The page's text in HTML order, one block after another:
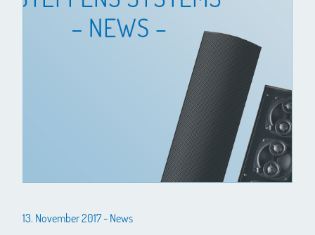
13. November 2017 - News